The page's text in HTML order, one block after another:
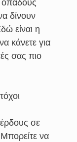
οπαδούς
δίνουν
είναι η
κάνετε για
σας πιο
σε
να